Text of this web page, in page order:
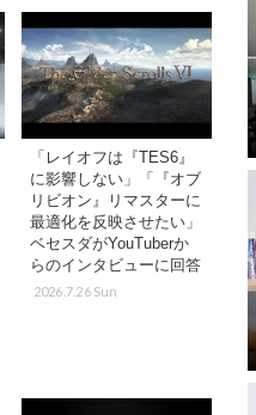
「レイオフは『TES6』
に影響しない」「『オブ
リビオン』リマスターに
最適化を反映させたい」
ベセスダがYouTuberか
らのインタビューに回答
2026.7.26 Sun